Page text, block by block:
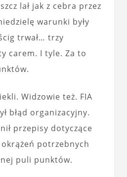
lał jak z cebra przez
warunki były
trwał… trzy
carem. I tyle. Za to
Widzowie też. FIA
błąd organizacyjny.
przepisy dotyczące
potrzebnych
puli punktów.